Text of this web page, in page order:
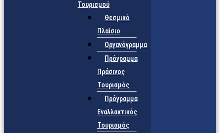
Τουρισμού
Θεσμικό
Πλαίσιο
Οργανόγραμμα
Πρόγραμμα
Πράσινος
Τουρισμός
Πρόγραμμα
Εναλλακτικός
Τουρισμός